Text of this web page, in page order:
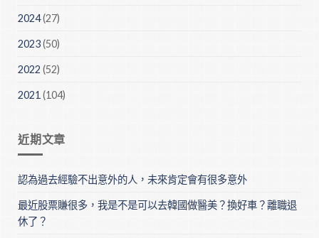
2024(27)
2023(50)
2022 (52)
2021(104)
近期文章
認為過去經驗不出意外的人，未來肯定會有很多意外
最近股票賺很多，我是不是可以去韓國做醫美？換好車？離職退
休了？